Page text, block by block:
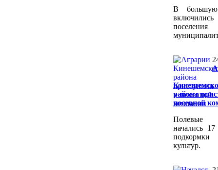
В
поселения
района
посевной
Полевые
начались
культур.